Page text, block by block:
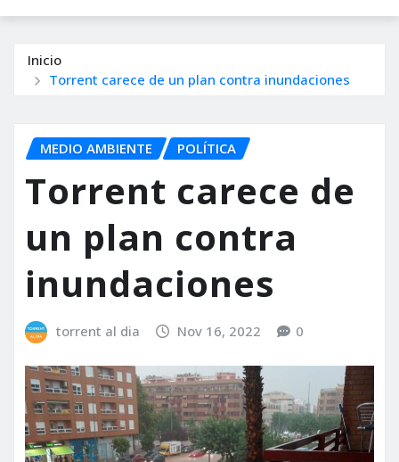
Inicio
Torrent carece de un plan contra inundaciones
MEDIO AMBIENTE POLÍTICA
Torrent carece de
un plan contra
inundaciones
torrent al dia Nov 16, 2022 0